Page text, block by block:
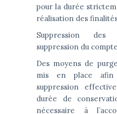
pour la durée
réalisation des
Suppression des
suppression du compte
Des moyens de
mis en place afin
suppression
durée de
nécessaire à